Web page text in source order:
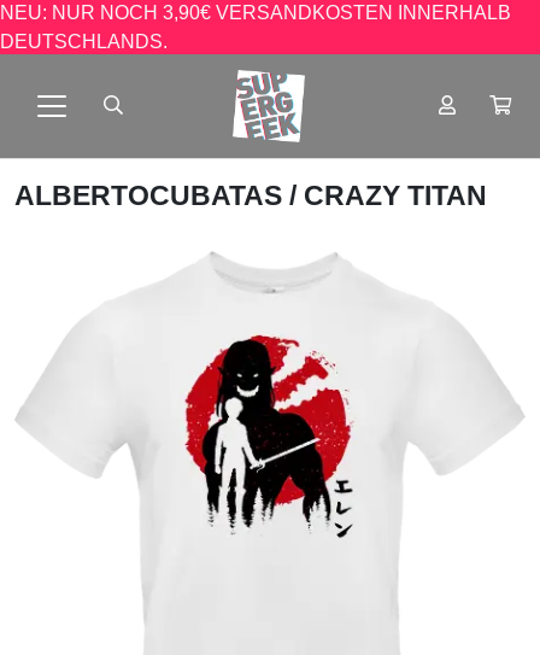
NEU: NUR NOCH 3,90€ VERSANDKOSTEN INNERHALB
DEUTSCHLANDS.
ALBERTOCUBATAS / CRAZY TITAN